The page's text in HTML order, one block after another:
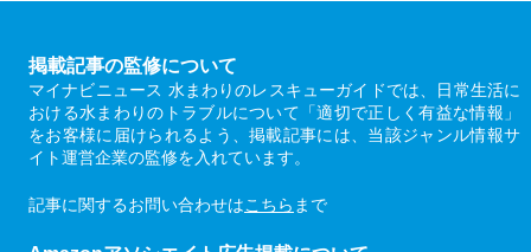
掲載記事の監修について
マイナビニュース 水まわりのレスキューガイドでは、日常生活に
おける水まわりのトラブルについて「適切で正しく有益な情報」
をお客様に届けられるよう、掲載記事には、当該ジャンル情報サ
イト運営企業の監修を入れています。
記事に関するお問い合わせはこちら まで